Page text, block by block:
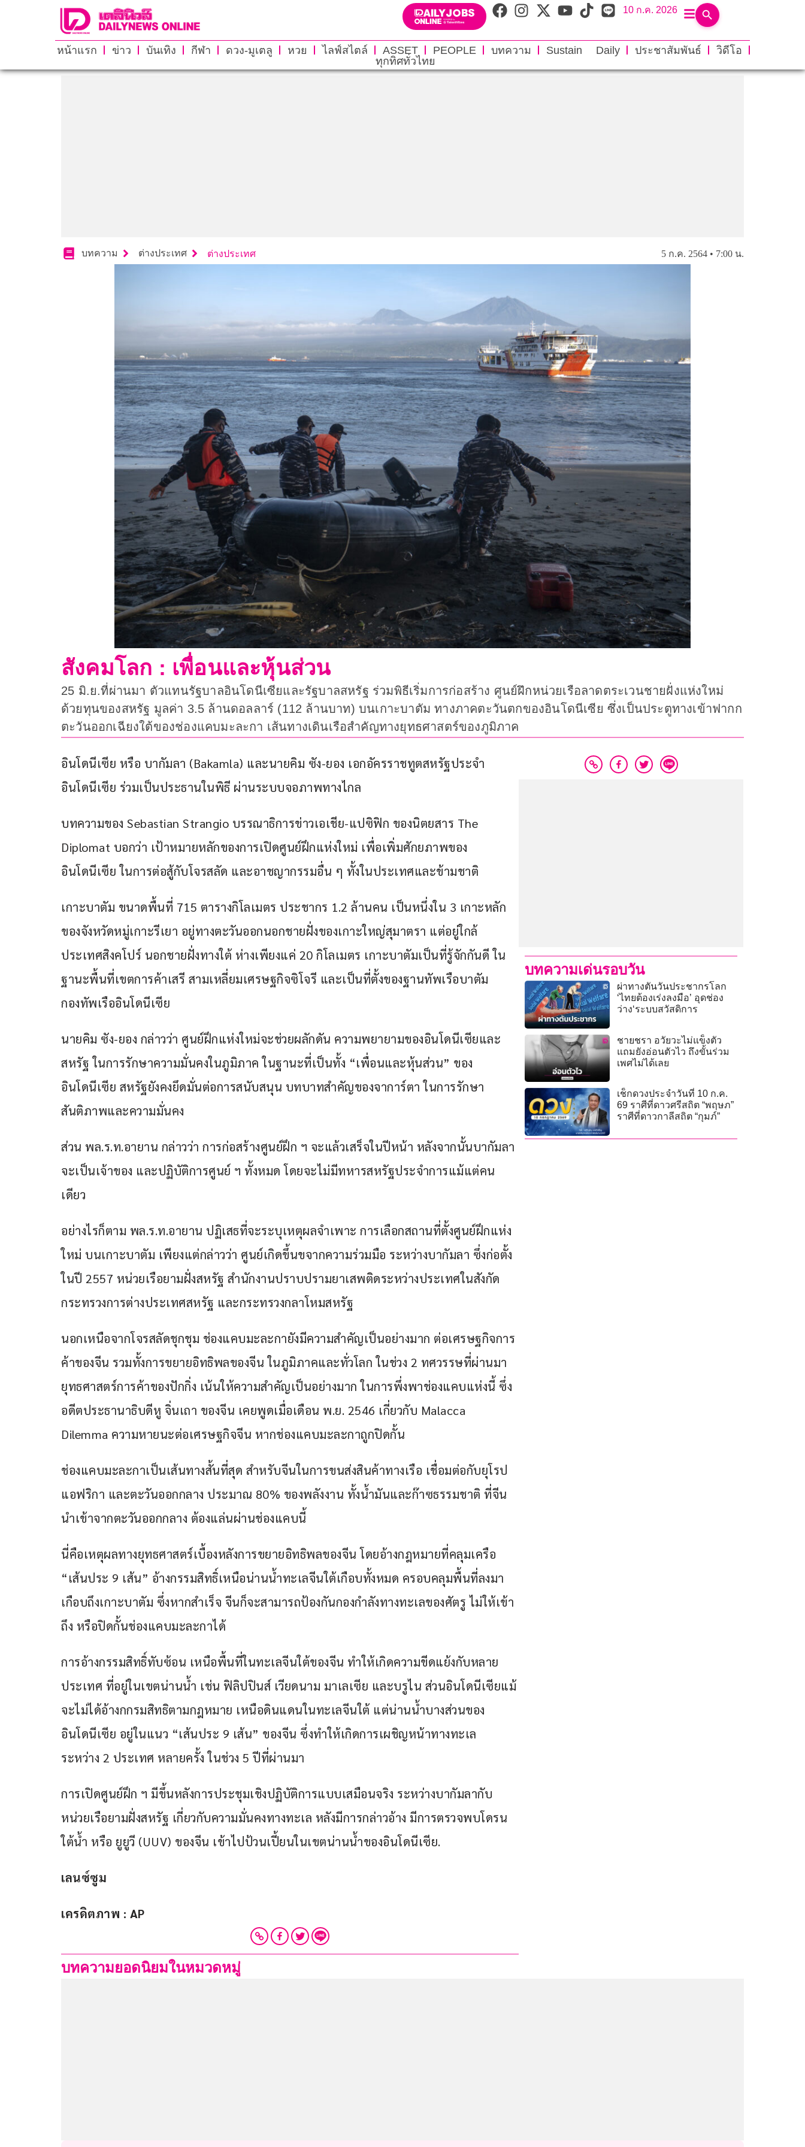
10 ก.ค. 2026
หน้าแรก ข่าว บันเทิง กีฬา ดวง-มูเตลู หวย ไลฟ์สไตล์ ASSET PEOPLE บทความ Sustain Daily ประชาสัมพันธ์
วิดีโอ
ทุกทิศทั่วไทย
บทความ ต่างประเทศ ต่างประเทศ 5 ก.ค. 2564 • 7:00 น.
สังคมโลก : เพื่อนและหุ้นส่วน
25 มิ.ย.ที่ผ่านมา ตัวแทนรัฐบาลอินโดนีเซียและรัฐบาลสหรัฐ ร่วมพิธีเริ่มการก่อสร้าง ศูนย์ฝึกหน่วยเรือลาดตระเวนชายฝั่งแห่งใหม่
ด้วยทุนของสหรัฐ มูลค่า 3.5 ล้านดอลลาร์ (112 ล้านบาท) บนเกาะบาตัม ทางภาคตะวันตกของอินโดนีเซีย ซึ่งเป็นประตูทางเข้าฟากก
ตะวันออกเฉียงใต้ของช่องแคบมะละกา เส้นทางเดินเรือสำคัญทางยุทธศาสตร์ของภูมิภาค
อินโดนีเซีย หรือ บากัมลา (Bakamla) และนายคิม ซัง-ยอง เอกอัครราชทูตสหรัฐประจำ
อินโดนีเซีย ร่วมเป็นประธานในพิธี ผ่านระบบจอภาพทางไกล
บทความของ Sebastian Strangio บรรณาธิการข่าวเอเชีย-แปซิฟิก ของนิตยสาร The
Diplomat บอกว่า เป้าหมายหลักของการเปิดศูนย์ฝึกแห่งใหม่ เพื่อเพิ่มศักยภาพของ
อินโดนีเซีย ในการต่อสู้กับโจรสลัด และอาชญากรรมอื่น ๆ ทั้งในประเทศและข้ามชาติ
เกาะบาตัม ขนาดพื้นที่ 715 ตารางกิโลเมตร ประชากร 1.2 ล้านคน เป็นหนึ่งใน 3 เกาะหลัก
ของจังหวัดหมู่เกาะรีเยา อยู่ทางตะวันออกนอกชายฝั่งของเกาะใหญ่สุมาตรา แต่อยู่ใกล้
ประเทศสิงคโปร์ นอกชายฝั่งทางใต้ ห่างเพียงแค่ 20 กิโลเมตร เกาะบาตัมเป็นที่รู้จักกันดี ใน
ฐานะพื้นที่เขตการค้าเสรี สามเหลี่ยมเศรษฐกิจซิโจรี และเป็นที่ตั้งของฐานทัพเรือบาตัม
กองทัพเรืออินโดนีเซีย
นายคิม ซัง-ยอง กล่าวว่า ศูนย์ฝึกแห่งใหม่จะช่วยผลักดัน ความพยายามของอินโดนีเซียและ
สหรัฐ ในการรักษาความมั่นคงในภูมิภาค ในฐานะที่เป็นทั้ง “เพื่อนและหุ้นส่วน” ของ
อินโดนีเซีย สหรัฐยังคงยึดมั่นต่อการสนับสนุน บทบาทสำคัญของจาการ์ตา ในการรักษา
สันติภาพและความมั่นคง
ส่วน พล.ร.ท.อายาน กล่าวว่า การก่อสร้างศูนย์ฝึก ฯ จะแล้วเสร็จในปีหน้า หลังจากนั้นบากัมลา
จะเป็นเจ้าของ และปฏิบัติการศูนย์ ฯ ทั้งหมด โดยจะไม่มีทหารสหรัฐประจำการแม้แต่คน
เดียว
อย่างไรก็ตาม พล.ร.ท.อายาน ปฏิเสธที่จะระบุเหตุผลจำเพาะ การเลือกสถานที่ตั้งศูนย์ฝึกแห่ง
ใหม่ บนเกาะบาตัม เพียงแต่กล่าวว่า ศูนย์เกิดขึ้นขจากความร่วมมือ ระหว่างบากัมลา ซึ่งก่อตั้ง
ในปี 2557 หน่วยเรือยามฝั่งสหรัฐ สำนักงานปราบปรามยาเสพติดระหว่างประเทศในสังกัด
กระทรวงการต่างประเทศสหรัฐ และกระทรวงกลาโหมสหรัฐ
นอกเหนือจากโจรสลัดชุกชุม ช่องแคบมะละกายังมีความสำคัญเป็นอย่างมาก ต่อเศรษฐกิจการ
ค้าของจีน รวมทั้งการขยายอิทธิพลของจีน ในภูมิภาคและทั่วโลก ในช่วง 2 ทศวรรษที่ผ่านมา
ยุทธศาสตร์การค้าของปักกิ่ง เน้นให้ความสำคัญเป็นอย่างมาก ในการพึ่งพาช่องแคบแห่งนี้ ซึ่ง
อดีตประธานาธิบดีหู จิ่นเถา ของจีน เคยพูดเมื่อเดือน พ.ย. 2546 เกี่ยวกับ Malacca
Dilemma ความหายนะต่อเศรษฐกิจจีน หากช่องแคบมะละกาถูกปิดกั้น
ช่องแคบมะละกาเป็นเส้นทางสั้นที่สุด สำหรับจีนในการขนส่งสินค้าทางเรือ เชื่อมต่อกับยุโรป
แอฟริกา และตะวันออกกลาง ประมาณ 80% ของพลังงาน ทั้งน้ำมันและก๊าซธรรมชาติ ที่จีน
นำเข้าจากตะวันออกกลาง ต้องแล่นผ่านช่องแคบนี้
นี่คือเหตุผลทางยุทธศาสตร์เบื้องหลังการขยายอิทธิพลของจีน โดยอ้างกฎหมายที่คลุมเครือ
“เส้นประ 9 เส้น” อ้างกรรมสิทธิ์เหนือน่านน้ำทะเลจีนใต้เกือบทั้งหมด ครอบคลุมพื้นที่ลงมา
เกือบถึงเกาะบาตัม ซึ่งหากสำเร็จ จีนก็จะสามารถป้องกันกองกำลังทางทะเลของศัตรู ไม่ให้เข้า
ถึง หรือปิดกั้นช่องแคบมะละกาได้
การอ้างกรรมสิทธิ์ทับซ้อน เหนือพื้นที่ในทะเลจีนใต้ของจีน ทำให้เกิดความขีดแย้งกับหลาย
ประเทศ ที่อยู่ในเขตน่านน้ำ เช่น ฟิลิปปินส์ เวียดนาม มาเลเซีย และบรูไน ส่วนอินโดนีเซียแม้
จะไม่ได้อ้างกกรมสิทธิตามกฎหมาย เหนือดินแดนในทะเลจีนใต้ แต่น่านน้ำบางส่วนของ
อินโดนีเซีย อยู่ในแนว “เส้นประ 9 เส้น” ของจีน ซึ่งทำให้เกิดการเผชิญหน้าทางทะเล
ระหว่าง 2 ประเทศ หลายครั้ง ในช่วง 5 ปีที่ผ่านมา
การเปิดศูนย์ฝึก ฯ มีขึ้นหลังการประชุมเชิงปฏิบัติการแบบเสมือนจริง ระหว่างบากัมลากับ
หน่วยเรือยามฝั่งสหรัฐ เกี่ยวกับความมั่นคงทางทะเล หลังมีการกล่าวอ้าง มีการตรวจพบโดรน
ใต้น้ำ หรือ ยูยูวี (UUV) ของจีน เข้าไปป้วนเปี้ยนในเขตน่านน้ำของอินโดนีเซีย.
เลนซ์ซูม
เครดิตภาพ : AP
บทความยอดนิยมในหมวดหมู่
บทความเด่นรอบวัน
ผ่าทางตันวันประชากรโลก
‘ไทยต้องเร่งลงมือ’ อุดช่อง
ว่าง‘ระบบสวัสดิการ
ชายชรา อวัยวะไม่แข็งตัว
แถมยังอ่อนตัวไว ถึงขั้นร่วม
เพศไม่ได้เลย
เช็กดวงประจำวันที่ 10 ก.ค.
69 ราศีที่ดาวศรีสถิต “พฤษภ”
ราศีที่ดาวกาลีสถิต “กุมภ์”